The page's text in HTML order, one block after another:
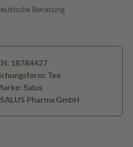
Beratung
18784427
Tee
Salus
Pharma GmbH